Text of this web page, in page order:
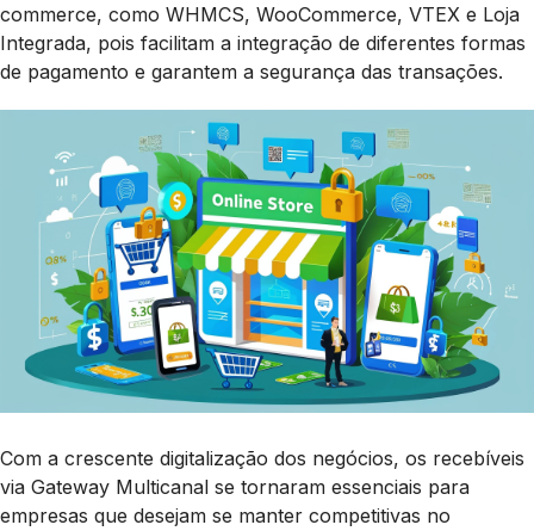
commerce, como WHMCS, WooCommerce, VTEX e Loja
Integrada, pois facilitam a integração de diferentes formas
de pagamento e garantem a segurança das transações.
Com a crescente digitalização dos negócios, os recebíveis
via Gateway Multicanal se tornaram essenciais para
empresas que desejam se manter competitivas no